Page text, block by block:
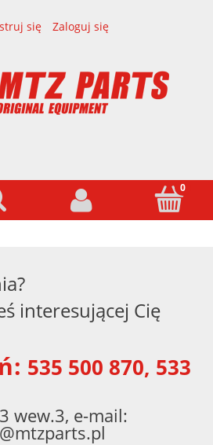
się Zaloguj się
interesującej Cię
535 500 870, 533
wew.3, e-mail: